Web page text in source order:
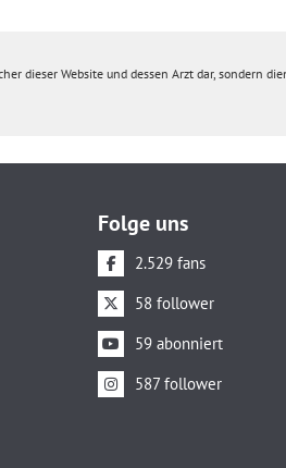
dieser Website und dessen Arzt dar, sondern
Folge uns
2.529 fans
58 follower
59 abonniert
587 follower